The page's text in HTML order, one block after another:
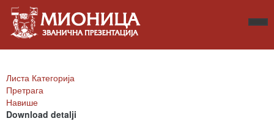
Листа Категорија
Претрага
Навише
Download detalji